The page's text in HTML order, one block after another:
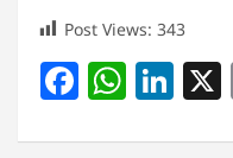
Post Views: 343
F W Li